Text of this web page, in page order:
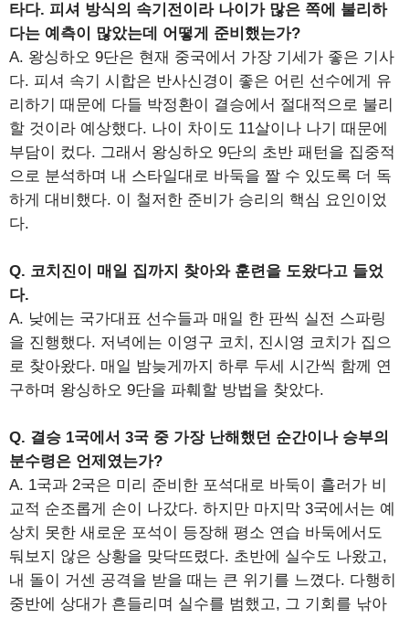
타다. 피셔 방식의 속기전이라 나이가 많은 쪽에 불리하
다는 예측이 많았는데 어떻게 준비했는가?
A. 왕싱하오 9단은 현재 중국에서 가장 기세가 좋은 기사
다. 피셔 속기 시합은 반사신경이 좋은 어린 선수에게 유
리하기 때문에 다들 박정환이 결승에서 절대적으로 불리
할 것이라 예상했다. 나이 차이도 11살이나 나기 때문에
부담이 컸다. 그래서 왕싱하오 9단의 초반 패턴을 집중적
으로 분석하며 내 스타일대로 바둑을 짤 수 있도록 더 독
하게 대비했다. 이 철저한 준비가 승리의 핵심 요인이었
다.
Q. 코치진이 매일 집까지 찾아와 훈련을 도왔다고 들었
다.
A. 낮에는 국가대표 선수들과 매일 한 판씩 실전 스파링
을 진행했다. 저녁에는 이영구 코치, 진시영 코치가 집으
로 찾아왔다. 매일 밤늦게까지 하루 두세 시간씩 함께 연
구하며 왕싱하오 9단을 파훼할 방법을 찾았다.
Q. 결승 1국에서 3국 중 가장 난해했던 순간이나 승부의
분수령은 언제였는가?
A. 1국과 2국은 미리 준비한 포석대로 바둑이 흘러가 비
교적 순조롭게 손이 나갔다. 하지만 마지막 3국에서는 예
상치 못한 새로운 포석이 등장해 평소 연습 바둑에서도
둬보지 않은 상황을 맞닥뜨렸다. 초반에 실수도 나왔고,
내 돌이 거센 공격을 받을 때는 큰 위기를 느꼈다. 다행히
중반에 상대가 흔들리며 실수를 범했고, 그 기회를 낚아